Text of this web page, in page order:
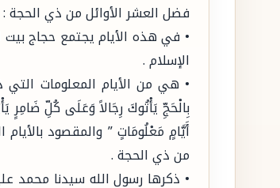
فضل العشر الأوائل من ذي الحجة :
• في هذه الأيام يجتمع حجاج
الإسلام .
• هي من الأيام المعلومات
بِالْحَجِّ يَأْتُوكَ رِجَالاً وَعَلَى كُلِّ
أَيَّامٍ مَعْلُومَاتٍ ” والمقصود
من ذي الحجة .
• ذكرها رسول الله سيدنا محمد